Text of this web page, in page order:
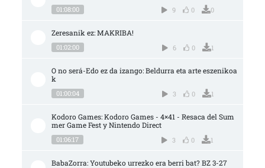
01:08:00 9 0 0
Zeresanik ez: MAKRIBA!
01:02:00 6 0 1
O no será-Edo ez da izango: Beldurra eta arte eszenikoa
k
01:00:04 3 0 1
Kodoro Games: Kodoro Games - 4×41 - Resaca del Sum
mer Game Fest y Nintendo Direct
01:06:17 3 0 1
BabaZorra: Youtubeko urrezko era berri bat? BZ 3-27